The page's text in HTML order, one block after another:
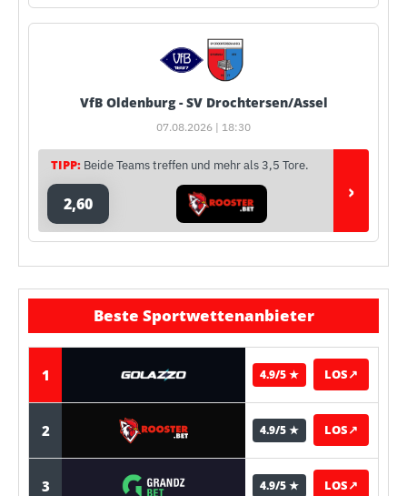
VfB Oldenburg - SV Drochtersen/Assel
07.08.2026 | 18:30
TIPP: Beide Teams treffen und mehr als 3,5 Tore.
2,60 ›
Beste Sportwettenanbieter
1 4.9/5 ★ LOS↗
2 4.9/5 ★ LOS↗
3 4.9/5 ★ LOS↗